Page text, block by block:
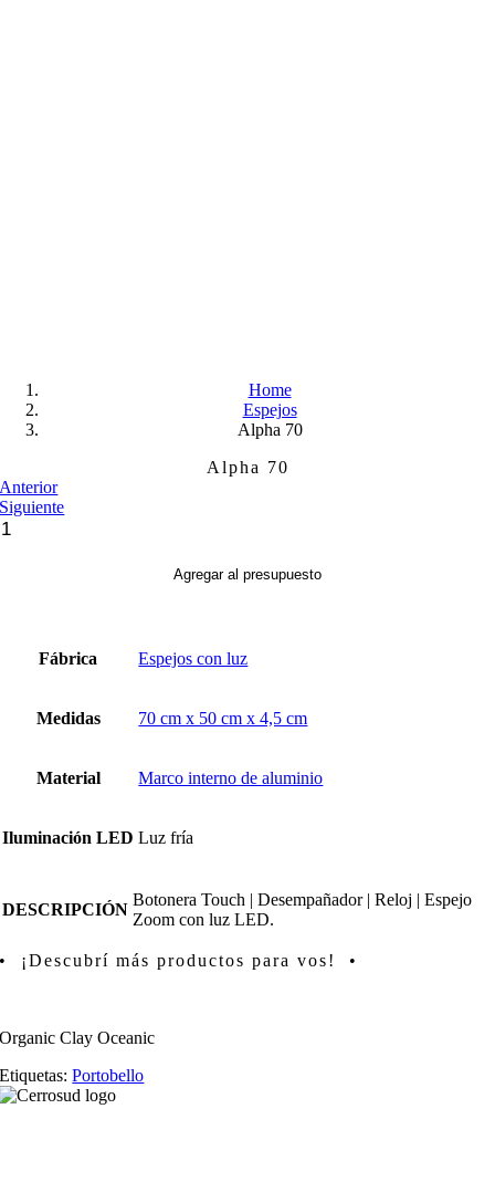
Home
Espejos
Alpha 70
Alpha 70
Anterior
Siguiente
Agregar al presupuesto
Fábrica Espejos con luz
Medidas 70 cm x 50 cm x 4,5 cm
Material Marco interno de aluminio
Iluminación LED Luz fría
DESCRIPCIÓN
Botonera Touch | Desempañador | Reloj | Espejo
Zoom con luz LED.
• ¡Descubrí más productos para vos! •
Organic Clay Oceanic
Etiquetas:Portobello